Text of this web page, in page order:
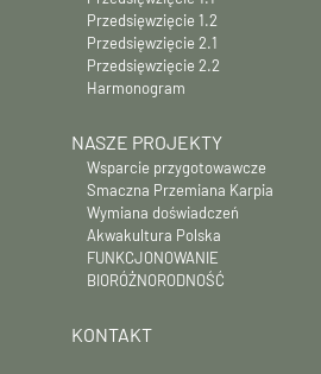
Przedsięwzięcie 1.2
Przedsięwzięcie 2.1
Przedsięwzięcie 2.2
Harmonogram
NASZE PROJEKTY
Wsparcie przygotowawcze
Smaczna Przemiana Karpia
Wymiana doświadczeń
Akwakultura Polska
FUNKCJONOWANIE
BIORÓŻNORODNOŚĆ
KONTAKT